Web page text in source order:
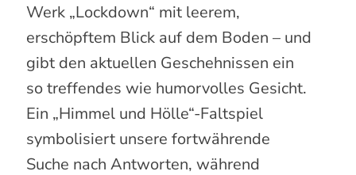
Werk „Lockdown“ mit leerem,
erschöpftem Blick auf dem Boden – und
gibt den aktuellen Geschehnissen ein
so treffendes wie humorvolles Gesicht.
Ein „Himmel und Hölle“-Faltspiel
symbolisiert unsere fortwährende
Suche nach Antworten, während